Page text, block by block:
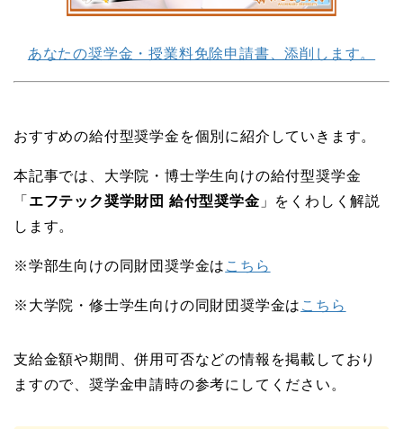
あなたの奨学金・授業料免除申請書、添削します。
おすすめの給付型奨学金を個別に紹介していきます。
本記事では、大学院・博士学生向けの給付型奨学金
「 エフテック奨学財団 給付型奨学金 」をくわしく解説
します。
※学部生向けの同財団奨学金は こちら
※大学院・修士学生向けの同財団奨学金は こちら
支給金額や期間、併用可否などの情報を掲載しており
ますので、奨学金申請時の参考にしてください。